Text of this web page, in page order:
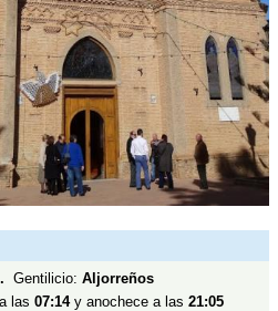
Gentilicio: Aljorreños
las 07:14y anochece a las 21:05